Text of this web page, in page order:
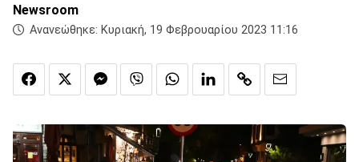
Newsroom
Ανανεώθηκε: Κυριακή, 19 Φεβρουαρίου 2023 11:16